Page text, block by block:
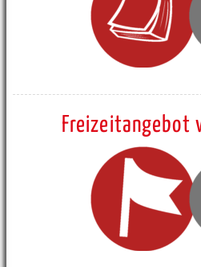
Freizeitangebot